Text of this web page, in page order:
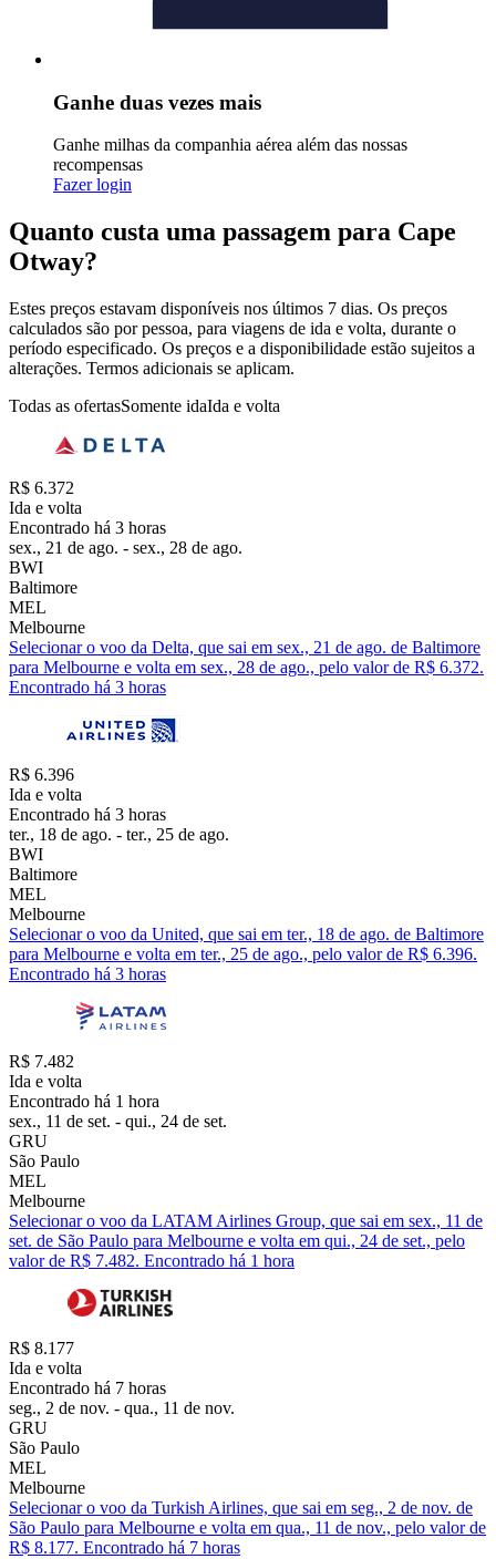
Ganhe duas vezes mais
Ganhe milhas da companhia aérea além das nossas
recompensas
Fazer login
Quanto custa uma passagem para Cape
Otway?
Estes preços estavam disponíveis nos últimos 7 dias. Os preços
calculados são por pessoa, para viagens de ida e volta, durante o
período especificado. Os preços e a disponibilidade estão sujeitos a
alterações. Termos adicionais se aplicam.
Todas as ofertasSomente idaIda e volta
R$ 6.372
Ida e volta
Encontrado há 3 horas
sex., 21 de ago. - sex., 28 de ago.
BWI
Baltimore
MEL
Melbourne
Selecionar o voo da Delta, que sai em sex., 21 de ago. de Baltimore
para Melbourne e volta em sex., 28 de ago., pelo valor de R$ 6.372.
Encontrado há 3 horas
R$ 6.396
Ida e volta
Encontrado há 3 horas
ter., 18 de ago. - ter., 25 de ago.
BWI
Baltimore
MEL
Melbourne
Selecionar o voo da United, que sai em ter., 18 de ago. de Baltimore
para Melbourne e volta em ter., 25 de ago., pelo valor de R$ 6.396.
Encontrado há 3 horas
R$ 7.482
Ida e volta
Encontrado há 1 hora
sex., 11 de set. - qui., 24 de set.
GRU
São Paulo
MEL
Melbourne
Selecionar o voo da LATAM Airlines Group, que sai em sex., 11 de
set. de São Paulo para Melbourne e volta em qui., 24 de set., pelo
valor de R$ 7.482. Encontrado há 1 hora
R$ 8.177
Ida e volta
Encontrado há 7 horas
seg., 2 de nov. - qua., 11 de nov.
GRU
São Paulo
MEL
Melbourne
Selecionar o voo da Turkish Airlines, que sai em seg., 2 de nov. de
São Paulo para Melbourne e volta em qua., 11 de nov., pelo valor de
R$ 8.177. Encontrado há 7 horas